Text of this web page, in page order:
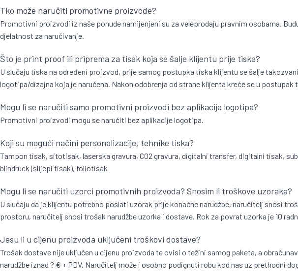
Tko može naručiti promotivne proizvode?
Promotivni proizvodi iz naše ponude namijenjeni su za veleprodaju pravnim osobama.
djelatnost za naručivanje.
Što je print proof ili priprema za tisak koja se šalje klijentu prije tiska?
U slučaju tiska na određeni proizvod, prije samog postupka tiska klijentu se šalje
logotipa/dizajna koja je naručena. Nakon odobrenja od strane klijenta kreće se u postupak
Mogu li se naručiti samo promotivni proizvodi bez aplikacije logotipa?
Promotivni proizvodi mogu se naručiti bez aplikacije logotipa.
Koji su mogući načini personalizacije, tehnike tiska?
Tampon tisak, sitotisak, laserska gravura, CO2 gravura, digitalni transfer, digitalni tisak,
blindruck (slijepi tisak), foliotisak
Mogu li se naručiti uzorci promotivnih proizvoda? Snosim li troškove uzoraka?
U slučaju da je klijentu potrebno poslati uzorak prije konačne narudžbe, naručitelj snosi
prostoru, naručitelj snosi trošak narudžbe uzorka i dostave. Rok za povrat uzorka je 10
Jesu li u cijenu proizvoda uključeni troškovi dostave?
Trošak dostave nije uključen u cijenu proizvoda te ovisi o težini samog paketa, a
narudžbe iznad ? € + PDV. Naručitelj može i osobno podignuti robu kod nas uz prethodni